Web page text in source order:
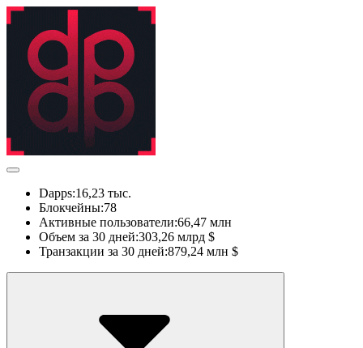
Dapps:16,23 тыс.
Блокчейны:78
Активные пользователи:66,47 млн
Объем за 30 дней:303,26 млрд $
Транзакции за 30 дней:879,24 млн $